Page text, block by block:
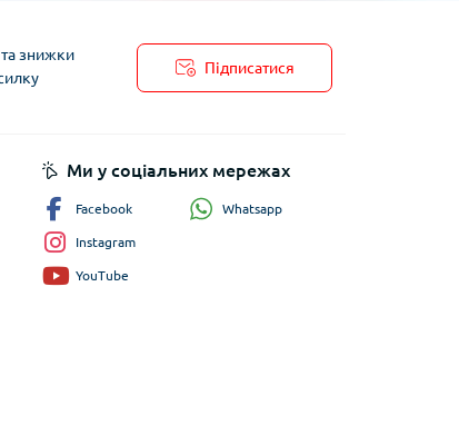
знижки
Підписатися
Ми у соціальних мережах
Facebook
Instagram
YouTube
Whatsapp